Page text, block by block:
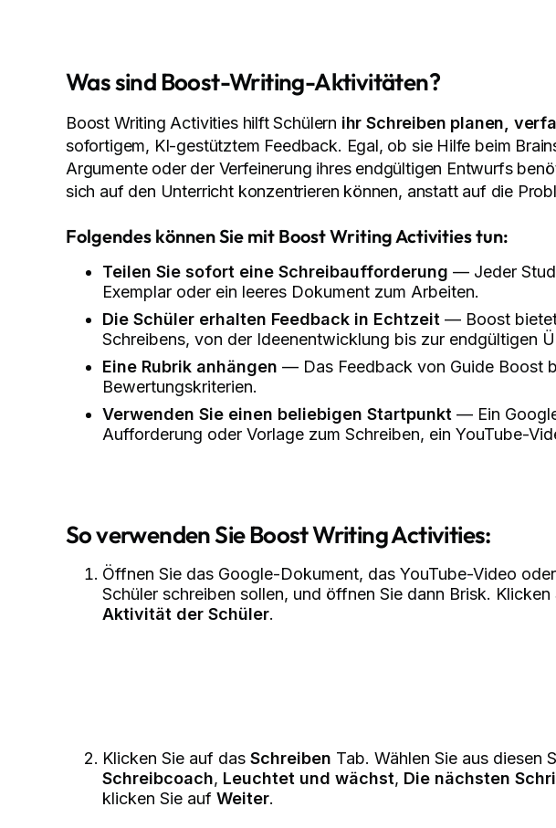
Was sind Boost-Writing-Aktivitäten?
Boost Writing Activities hilft Schülern ihr Schreiben planen,
sofortigem, KI-gestütztem Feedback. Egal, ob sie Hilfe beim
Argumente oder der Verfeinerung ihres endgültigen Entwurfs
sich auf den Unterricht konzentrieren können, anstatt auf die
Folgendes können Sie mit Boost Writing Activities tun:
Teilen Sie sofort eine Schreibaufforderung — Jeder
Exemplar oder ein leeres Dokument zum Arbeiten.
Die Schüler erhalten Feedback in Echtzeit — Boost
Schreibens, von der Ideenentwicklung bis zur endgültigen
Eine Rubrik anhängen — Das Feedback von Guide Boost
Bewertungskriterien.
Verwenden Sie einen beliebigen Startpunkt — Ein
Aufforderung oder Vorlage zum Schreiben, ein YouTube-
So verwenden Sie Boost Writing Activities:
Öffnen Sie das Google-Dokument, das YouTube-Video
Schüler schreiben sollen, und öffnen Sie dann Brisk. Klicken
Aktivität der Schüler.
Klicken Sie auf das Schreiben Tab. Wählen Sie aus diesen
Schreibcoach, Leuchtet und wächst, Die nächsten
klicken Sie auf Weiter.